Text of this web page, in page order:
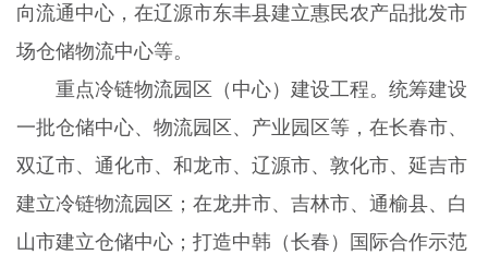
向流通中心，在辽源市东丰县建立惠民农产品批发市
场仓储物流中心等。
重点冷链物流园区（中心）建设工程。统筹建设
一批仓储中心、物流园区、产业园区等，在长春市、
双辽市、通化市、和龙市、辽源市、敦化市、延吉市
建立冷链物流园区；在龙井市、吉林市、通榆县、白
山市建立仓储中心；打造中韩（长春）国际合作示范